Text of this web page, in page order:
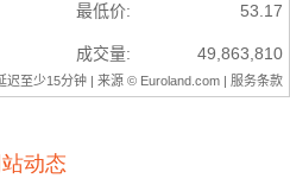
站动态